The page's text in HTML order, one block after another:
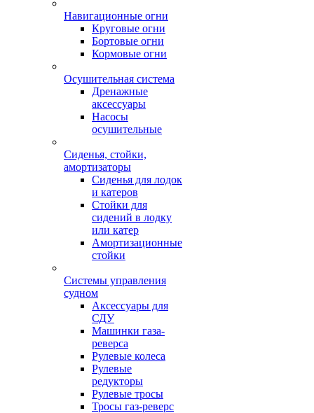
Навигационные огни
Круговые огни
Бортовые огни
Кормовые огни
Осушительная система
Дренажные
аксессуары
Насосы
осушительные
Сиденья, стойки,
амортизаторы
Сиденья для лодок
и катеров
Стойки для
сидений в лодку
или катер
Амортизационные
стойки
Системы управления
судном
Аксессуары для
СДУ
Машинки газа-
реверса
Рулевые колеса
Рулевые
редукторы
Рулевые тросы
Тросы газ-реверс